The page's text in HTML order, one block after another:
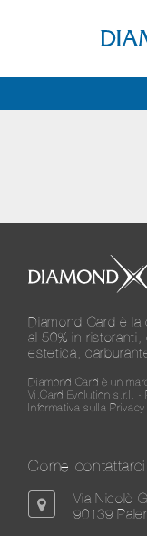
Diamond Card è
al 50% in
estetica,
Diamond Card è un
Vi.Card Evolution s.r.l.
Informativa sulla Privacy
Come contattarci
Via Nicolò
90139